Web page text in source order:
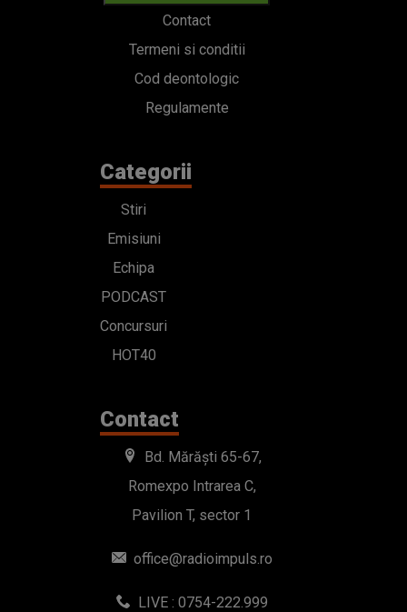
Contact
Termeni si conditii
Cod deontologic
Regulamente
Categorii
Stiri
Emisiuni
Echipa
PODCAST
Concursuri
HOT40
Contact
Bd. Mărăști 65-67,
Romexpo Intrarea C,
Pavilion T, sector 1
office@radioimpuls.ro
LIVE : 0754-222.999